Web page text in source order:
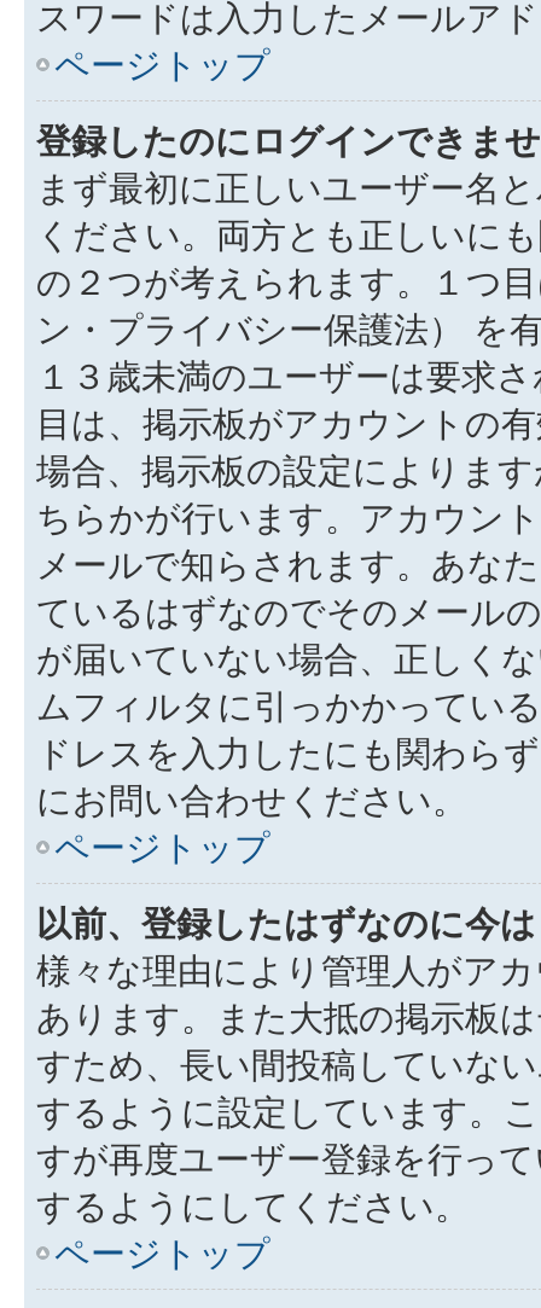
スワードは入力したメールア
ページトップ
登録したのにログインできま
まず最初に正しいユーザー名
ください。両方とも正しいに
の２つが考えられます。１つ
ン・プライバシー保護法） を
１３歳未満のユーザーは要求
目は、掲示板がアカウントの
場合、掲示板の設定によりま
ちらかが行います。アカウン
メールで知らされます。あな
ているはずなのでそのメール
が届いていない場合、正しく
ムフィルタに引っかかってい
ドレスを入力したにも関わら
にお問い合わせください。
ページトップ
以前、登録したはずなのに今
様々な理由により管理人がア
あります。また大抵の掲示板
すため、長い間投稿していな
するように設定しています。
すが再度ユーザー登録を行っ
するようにしてください。
ページトップ